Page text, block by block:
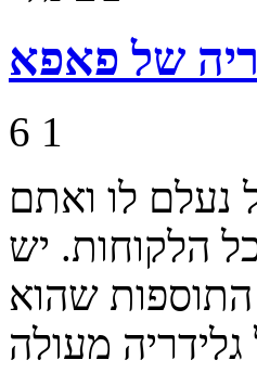
של פאפא
6 1
נעלם לו ואתם
הלקוחות. יש
התוספות שהוא